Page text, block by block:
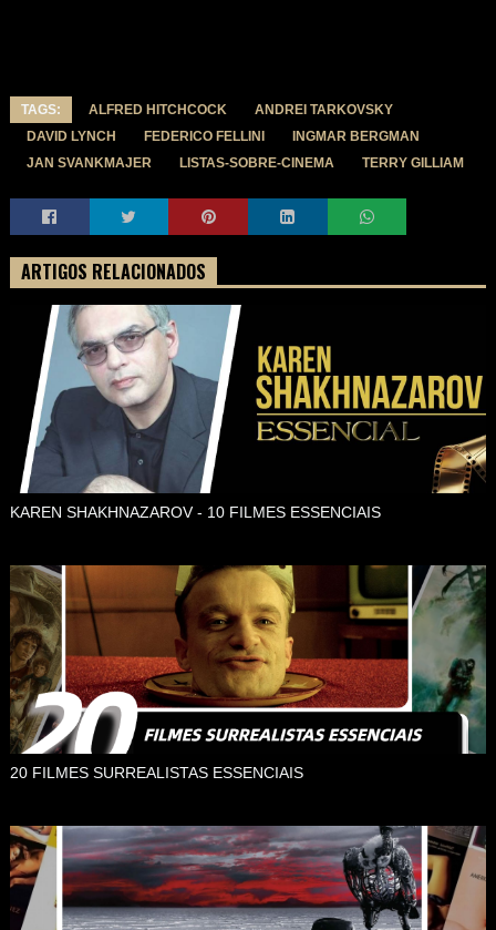
TAGS: ALFRED HITCHCOCK
ANDREI TARKOVSKY
DAVID LYNCH
FEDERICO FELLINI
INGMAR BERGMAN
JAN SVANKMAJER
LISTAS-SOBRE-CINEMA TERRY GILLIAM
ARTIGOS RELACIONADOS
KAREN SHAKHNAZAROV - 10 FILMES ESSENCIAIS
20 FILMES SURREALISTAS ESSENCIAIS